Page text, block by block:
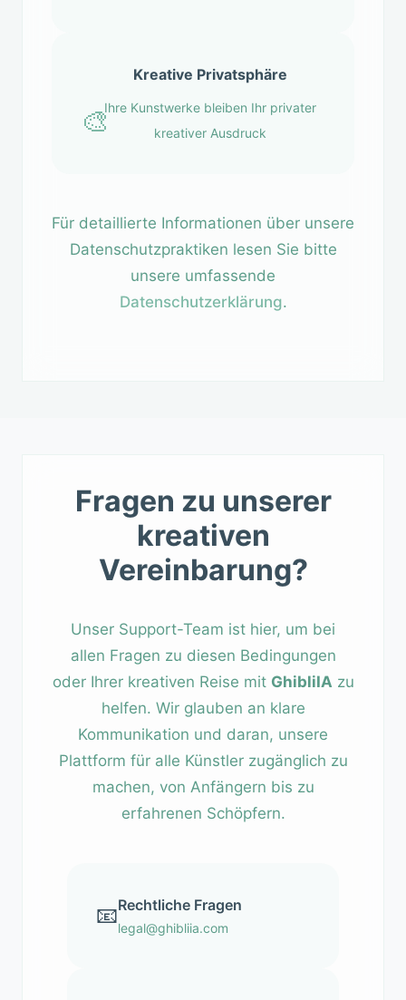
🎨
Kreative Privatsphäre
Ihre Kunstwerke bleiben Ihr privater
kreativer Ausdruck
Für detaillierte Informationen über unsere
Datenschutzpraktiken lesen Sie bitte
unsere umfassende
Datenschutzerklärung.
Fragen zu unserer
kreativen
Vereinbarung?
Unser Support-Team ist hier, um bei
allen Fragen zu diesen Bedingungen
oder Ihrer kreativen Reise mit GhibliIA zu
helfen. Wir glauben an klare
Kommunikation und daran, unsere
Plattform für alle Künstler zugänglich zu
machen, von Anfängern bis zu
erfahrenen Schöpfern.
📧Rechtliche Fragen
legal@ghibliia.com